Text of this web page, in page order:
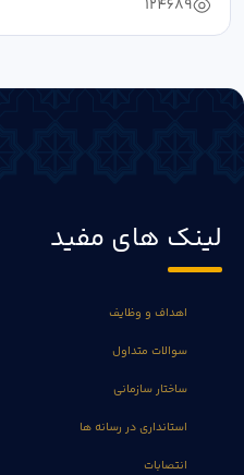
124689
لینک های مفید
اهداف و وظایف
سوالات متداول
ساختار سازمانی
استانداری در رسانه ها
انتصابات